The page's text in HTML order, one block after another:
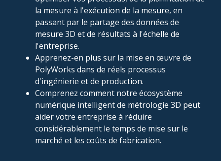
la mesure à l'exécution de la mesure, en
passant par le partage des données de
mesure 3D et de résultats à l'échelle de
l'entreprise.
Apprenez-en plus sur la mise en œuvre de
PolyWorks dans de réels processus
d'ingénierie et de production.
Comprenez comment notre écosystème
numérique intelligent de métrologie 3D peut
aider votre entreprise à réduire
considérablement le temps de mise sur le
marché et les coûts de fabrication.